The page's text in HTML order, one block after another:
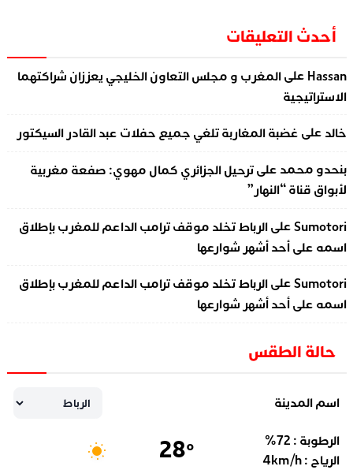
أحدث التعليقات
Hassan علىالمغرب و مجلس التعاون الخليجي يعززان شراكتهما
الاستراتيجية
خالد على غضبة المغاربة تلغي جميع حفلات عبد القادر السيكتور
بنحدو محمد علىترحيل الجزائري كمال مهوي: صفعة مغربية
لأبواق قناة “النهار”
Sumotoriعلىالرباط تخلد موقف ترامب الداعم للمغرب بإطلاق
اسمه على أحد أشهر شوارعها
Sumotoriعلىالرباط تخلد موقف ترامب الداعم للمغرب بإطلاق
اسمه على أحد أشهر شوارعها
حالة الطقس
اسم المدينة
الرطوبة : 72
%
الرياح :
4km/h
28°